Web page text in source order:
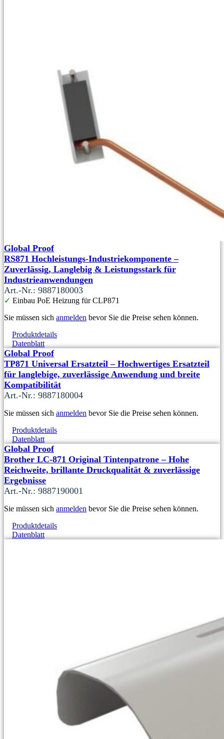
Global Proof
RS871 Hochleistungs-Industriekomponente –
Zuverlässig, Langlebig & Leistungsstark für
Industrieanwendungen
Art.-Nr.: 9887180003
✓ Einbau PoE Heizung für CLP871
Sie müssen sich anmelden bevor Sie die Preise sehen können.
Produktdetails
Datenblatt
Global Proof
TP871 Universal Ersatzteil – Hochwertiges Ersatzteil
für langlebige, zuverlässige Anwendung und breite
Kompatibilität
Art.-Nr.: 9887180004
Sie müssen sich anmelden bevor Sie die Preise sehen können.
Produktdetails
Datenblatt
Global Proof
Brother LC-871 Original Tintenpatrone – Hohe
Reichweite, brillante Druckqualität & zuverlässige
Ergebnisse
Art.-Nr.: 9887190001
Sie müssen sich anmelden bevor Sie die Preise sehen können.
Produktdetails
Datenblatt